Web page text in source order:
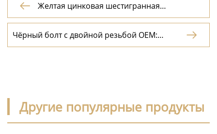

Желтая цинковая шестигранная
гайка:Яркая цинковая секстисимметричная
Чёрный болт с двойной резьбой OEM:
надёжное крепление

Другие популярные продукты